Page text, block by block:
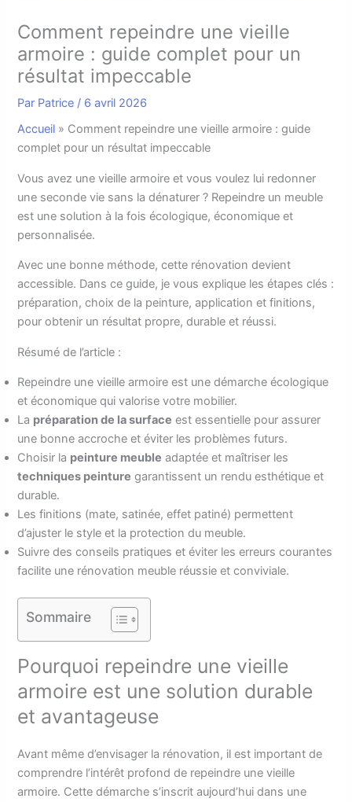
Comment repeindre une vieille
armoire : guide complet pour un
résultat impeccable
Par Patrice / 6 avril 2026
Accueil » Comment repeindre une vieille armoire : guide
complet pour un résultat impeccable
Vous avez une vieille armoire et vous voulez lui redonner
une seconde vie sans la dénaturer ? Repeindre un meuble
est une solution à la fois écologique, économique et
personnalisée.
Avec une bonne méthode, cette rénovation devient
accessible. Dans ce guide, je vous explique les étapes clés :
préparation, choix de la peinture, application et finitions,
pour obtenir un résultat propre, durable et réussi.
Résumé de l’article :
Repeindre une vieille armoire est une démarche écologique
et économique qui valorise votre mobilier.
La préparation de la surface est essentielle pour assurer
une bonne accroche et éviter les problèmes futurs.
Choisir la peinture meuble adaptée et maîtriser les
techniques peinture garantissent un rendu esthétique et
durable.
Les finitions (mate, satinée, effet patiné) permettent
d’ajuster le style et la protection du meuble.
Suivre des conseils pratiques et éviter les erreurs courantes
facilite une rénovation meuble réussie et conviviale.
Sommaire
Pourquoi repeindre une vieille
armoire est une solution durable
et avantageuse
Avant même d’envisager la rénovation, il est important de
comprendre l’intérêt profond de repeindre une vieille
armoire. Cette démarche s’inscrit aujourd’hui dans une